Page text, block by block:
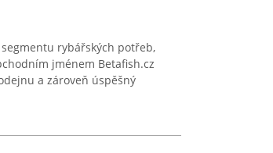
rybářských potřeb,
jménem Betafish.cz
a zároveň úspěšný